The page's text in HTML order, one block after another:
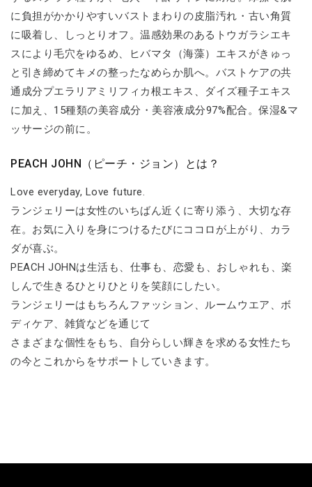
に負担がかかりやすいバストまわりの皮脂汚れ・古い角質
に吸着し、しっとりオフ。温感効果のあるトウガラシエキ
スにより毛穴をゆるめ、ヒバマタ（海藻）エキスがきゅっ
と引き締めてキメの整ったなめらか肌へ。バストケアの共
通成分プエラリアミリフィカ根エキス、ダイズ種子エキス
に加え、15種類の美容成分・美容液成分97%配合。保湿&マ
ッサージの前に。
PEACH JOHN（ピーチ・ジョン）とは？
Love everyday, Love future.
ランジェリーは女性のいちばん近くに寄り添う、大切な存
在。お気に入りを身につけるたびにココロが上がり、カラ
ダが喜ぶ。
PEACH JOHNは生活も、仕事も、恋愛も、おしゃれも、楽
しんで生きるひとりひとりを笑顔にしたい。
ランジェリーはもちろんファッション、ルームウエア、ボ
ディケア、雑貨などを通じて
さまざまな個性をもち、自分らしい輝きを求める女性たち
の今とこれからをサポートしていきます。